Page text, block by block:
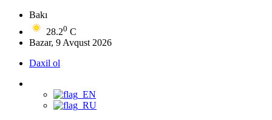
Bakı
28.20 C
Bazar, 9 Avqust 2026
Daxil ol